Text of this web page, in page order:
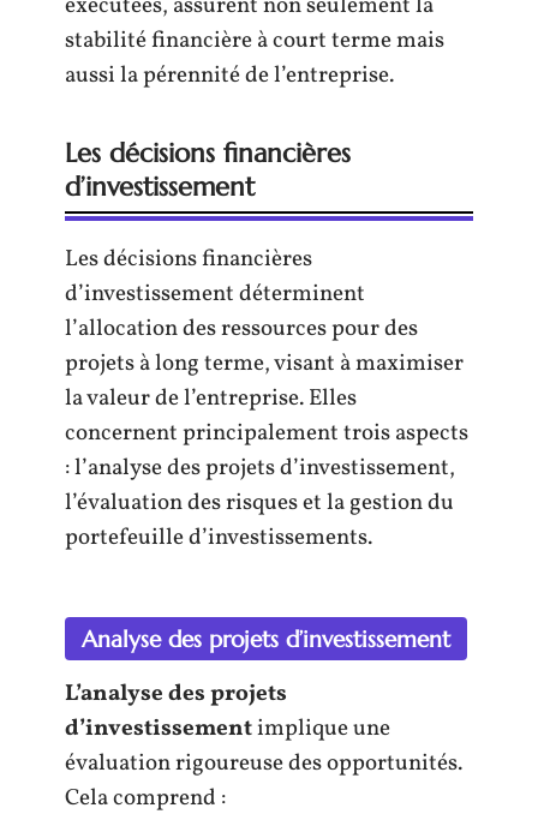
stabilité financière à court terme mais
aussi la pérennité de l’entreprise.
Les décisions financières
d’investissement
Les décisions financières
d’investissement déterminent
l’allocation des ressources pour des
projets à long terme, visant à maximiser
la valeur de l’entreprise. Elles
concernent principalement trois aspects
: l’analyse des projets d’investissement,
l’évaluation des risques et la gestion du
portefeuille d’investissements.
Analyse des projets d’investissement
L’analyse des projets
d’investissementimplique une
évaluation rigoureuse des opportunités.
Cela comprend :